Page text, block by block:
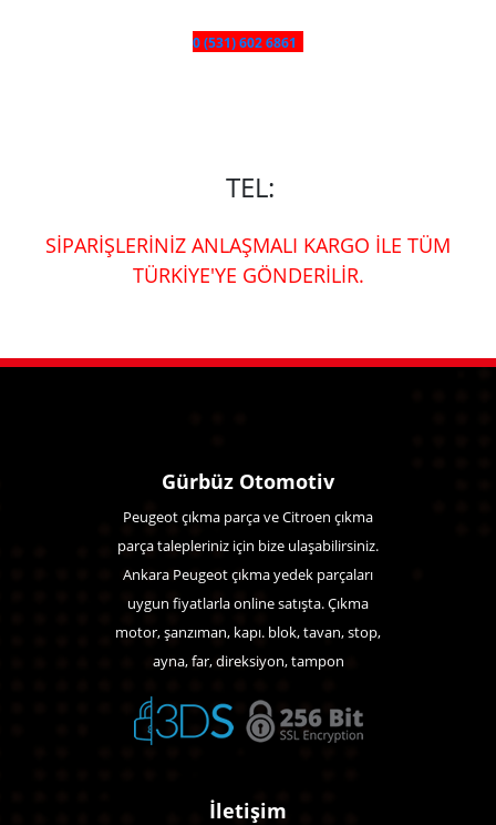
0 (531) 602 6861
TEL:
SİPARİŞLERİNİZ ANLAŞMALI KARGO İLE TÜM
TÜRKİYE'YE GÖNDERİLİR.
Gürbüz Otomotiv
Peugeot çıkma parça ve Citroen çıkma
parça talepleriniz için bize ulaşabilirsiniz.
Ankara Peugeot çıkma yedek parçaları
uygun fiyatlarla online satışta. Çıkma
motor, şanzıman, kapı. blok, tavan, stop,
ayna, far, direksiyon, tampon
İletişim